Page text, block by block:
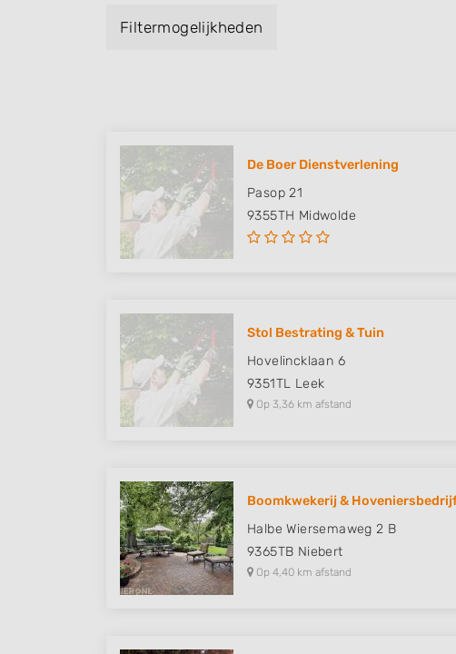
Filtermogelijkheden
De Boer Dienstverlening
Pasop 21
9355TH Midwolde
Stol Bestrating & Tuin
Hovelincklaan 6
9351TL Leek
Op 3,36 km afstand
Boomkwekerij &
Halbe Wiersemaweg 2 B
9365TB Niebert
Op 4,40 km afstand